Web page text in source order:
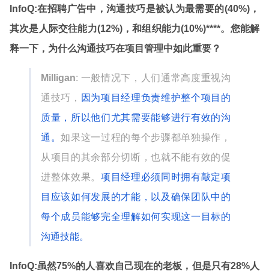
InfoQ:在招聘广告中，沟通技巧是被认为最需要的(40%)，
其次是人际交往能力(12%)，和组织能力(10%)****。您能解
释一下，为什么沟通技巧在项目管理中如此重要？
Milligan: 一般情况下，人们通常高度重视沟
通技巧， 因为项目经理负责维护整个项目的
质量，所以他们尤其需要能够进行有效的沟
通。如果这一过程的每个步骤都单独操作，
从项目的其余部分切断，也就不能有效的促
进整体效果。 项目经理必须同时拥有敲定项
目应该如何发展的才能，以及确保团队中的
每个成员能够完全理解如何实现这一目标的
沟通技能。
InfoQ:虽然75%的人喜欢自己现在的老板，但是只有28%人